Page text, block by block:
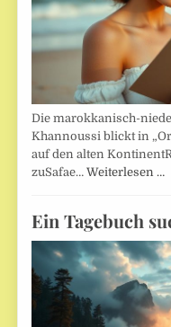
Die marokkanisch-
Khannoussi blickt in
auf den alten
zuSafae…Weiterlesen …
Ein Tagebuch